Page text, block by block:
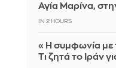
Αγία Μαρίνα,
IN 2 HOURS
«Η συμφωνία με
Τι ζητά το Ιράν